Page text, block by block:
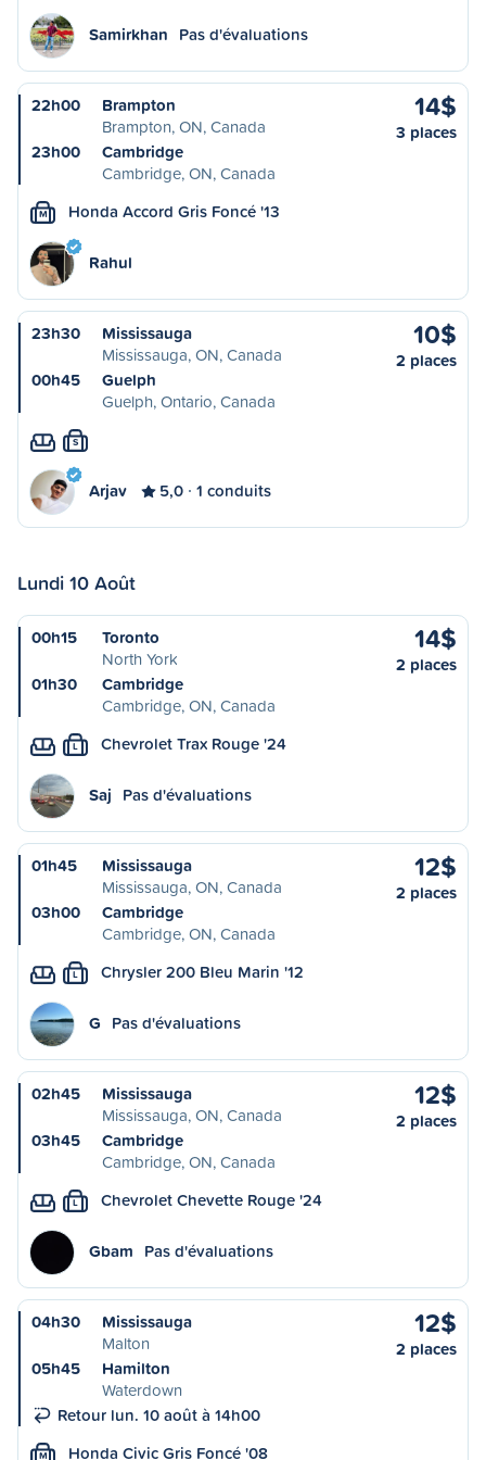
Samirkhan Pas d'évaluations
22h00
Brampton
Brampton, ON, Canada
23h00
Cambridge
Cambridge, ON, Canada
14$
3 places
M Honda Accord Gris Foncé '13
Rahul
23h30
Mississauga
Mississauga, ON, Canada
00h45
Guelph
Guelph, Ontario, Canada
10$
2 places
S
Arjav 5,0 1 conduits
Lundi 10 Août
00h15
Toronto
North York
01h30
Cambridge
Cambridge, ON, Canada
14$
2 places
L Chevrolet Trax Rouge '24
Saj Pas d'évaluations
01h45
Mississauga
Mississauga, ON, Canada
03h00
Cambridge
Cambridge, ON, Canada
12$
2 places
L Chrysler 200 Bleu Marin '12
G Pas d'évaluations
02h45
Mississauga
Mississauga, ON, Canada
03h45
Cambridge
Cambridge, ON, Canada
12$
2 places
L Chevrolet Chevette Rouge '24
Gbam Pas d'évaluations
04h30
Mississauga
Malton
05h45
Hamilton
Waterdown
Retour lun. 10 août à 14h00
12$
2 places
M Honda Civic Gris Foncé '08